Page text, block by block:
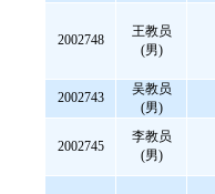
2002748
王教员
(男)
2002743
吴教员
(男)
2002745
李教员
(男)